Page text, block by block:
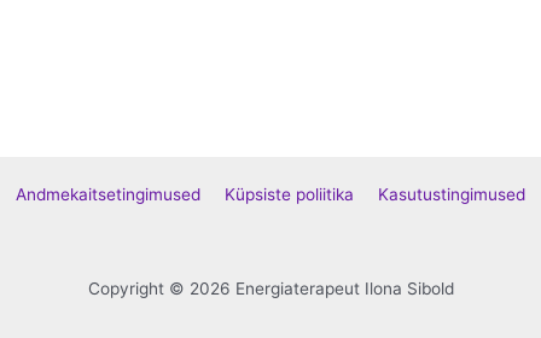
Andmekaitsetingimused Küpsiste poliitika Kasutustingimused
Copyright © 2026 Energiaterapeut Ilona Sibold